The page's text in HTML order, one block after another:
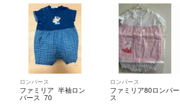
ロンパース
ファミリア 半袖ロン
パース 70
ロンパース
ファミリア80ロンパー
ス